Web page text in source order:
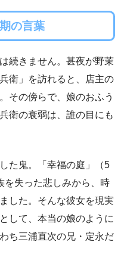
の言葉
続きません。甚夜が野茉
衛」を訪れると、店主の
その傍らで、娘のおふう
衛の衰弱は、誰の目にも
た鬼。「幸福の庭」（5
を失った悲しみから、時
した。そんな彼女を現実
して、本当の娘のように
ち三浦直次の兄・定永だ